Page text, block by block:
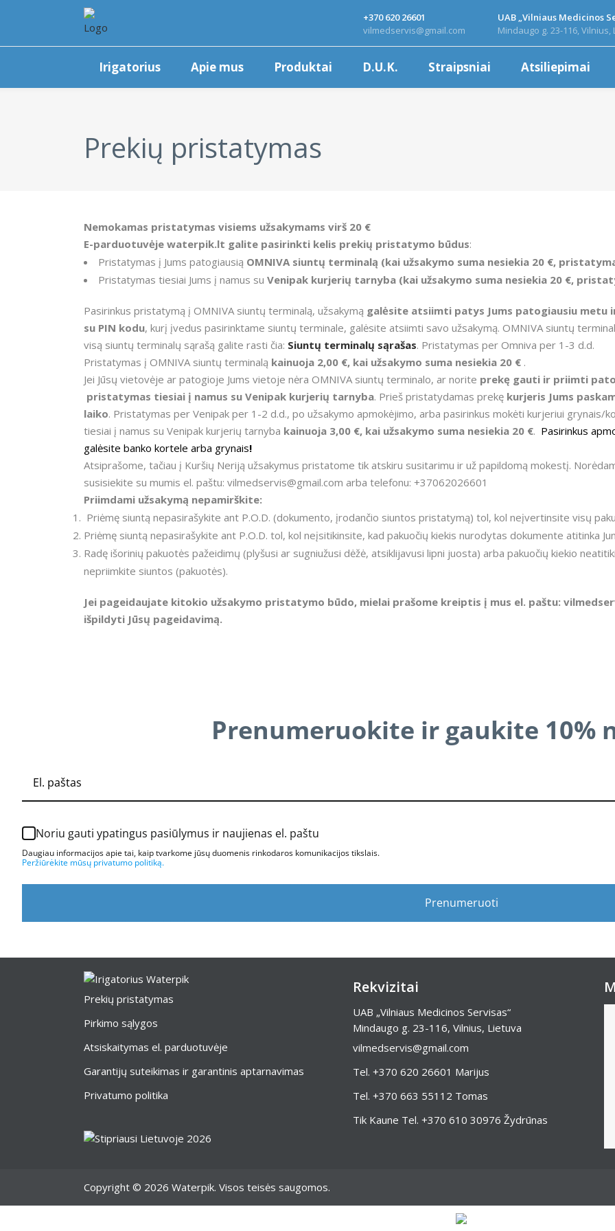
+370 620 26601
vilmedservis@gmail.com
UAB „Vilniaus Medicinos
Mindaugo g. 23-116, Vilnius,
Irigatorius Apie mus Produktai D.U.K. Straipsniai Atsiliepimai
Prekių pristatymas
Nemokamas pristatymas visiems užsakymams virš 20 €
E-parduotuvėje waterpik.lt galite pasirinkti kelis prekių pristatymo būdus:
Pristatymas į Jums patogiausią OMNIVA siuntų terminalą (kai užsakymo suma nesiekia 20 €,
Pristatymas tiesiai Jums į namus su Venipak kurjerių tarnyba (kai užsakymo suma nesiekia 20 €,
Pasirinkus pristatymą į OMNIVA siuntų terminalą, užsakymą galėsite atsiimti patys Jums patogiausiu metu
su PIN kodu, kurį įvedus pasirinktame siuntų terminale, galėsite atsiimti savo užsakymą. OMNIVA siuntų
visą siuntų terminalų sąrašą galite rasti čia: Siuntų terminalų sąrašas. Pristatymas per Omniva per 1-3 d.d.
Pristatymas į OMNIVA siuntų terminalą kainuoja 2,00 €, kai užsakymo suma nesiekia 20 € .
Jei Jūsų vietovėje ar patogioje Jums vietoje nėra OMNIVA siuntų terminalo, ar norite prekę gauti ir priimti
pristatymas tiesiai į namus su Venipak kurjerių tarnyba. Prieš pristatydamas prekę kurjeris Jums
laiko. Pristatymas per Venipak per 1-2 d.d., po užsakymo apmokėjimo, arba pasirinkus mokėti kurjeriui
tiesiai į namus su Venipak kurjerių tarnyba kainuoja 3,00 €, kai užsakymo suma nesiekia 20 €. Pasirinkus
galėsite banko kortele arba grynais!
Atsiprašome, tačiau į Kuršių Neriją užsakymus pristatome tik atskiru susitarimu ir už papildomą mokestį.
susisiekite su mumis el. paštu: vilmedservis@gmail.com arba telefonu: +37062026601
Priimdami užsakymą nepamirškite:
Priėmę siuntą nepasirašykite ant P.O.D. (dokumento, įrodančio siuntos pristatymą) tol, kol neįvertinsite visų
Priėmę siuntą nepasirašykite ant P.O.D. tol, kol neįsitikinsite, kad pakuočių kiekis nurodytas dokumente atitinka
Radę išorinių pakuotės pažeidimų (plyšusi ar sugniužusi dėžė, atsiklijavusi lipni juosta) arba pakuočių kiekio
nepriimkite siuntos (pakuotės).
Jei pageidaujate kitokio užsakymo pristatymo būdo, mielai prašome kreiptis į mus el. paštu:
išpildyti Jūsų pageidavimą.
Prenumeruokite ir gaukite 10%
Noriu gauti ypatingus pasiūlymus ir naujienas el. paštu
Daugiau informacijos apie tai, kaip tvarkome jūsų duomenis rinkodaros komunikacijos tikslais.
Peržiūrėkite mūsų privatumo politiką.
Prenumeruoti
Prekių pristatymas
Pirkimo sąlygos
Atsiskaitymas el. parduotuvėje
Garantijų suteikimas ir garantinis aptarnavimas
Privatumo politika
Rekvizitai
UAB „Vilniaus Medicinos Servisas“
Mindaugo g. 23-116, Vilnius, Lietuva
vilmedservis@gmail.com
Tel. +370 620 26601 Marijus
Tel. +370 663 55112 Tomas
Tik Kaune Tel. +370 610 30976 Žydrūnas
Copyright © 2026 Waterpik. Visos teisės saugomos.